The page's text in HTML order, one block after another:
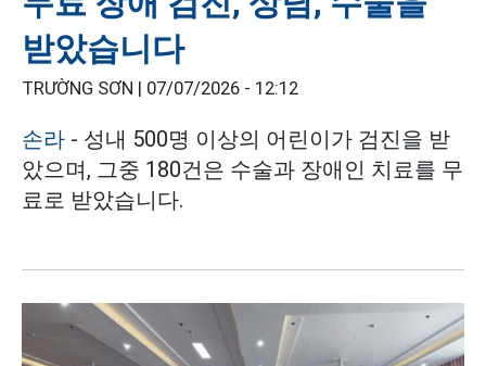
받았습니다
TRƯỜNG SƠN | 07/07/2026 - 12:12
손라 - 성내 500명 이상의 어린이가 검진을 받
았으며, 그중 180건은 수술과 장애인 치료를 무
료로 받았습니다.